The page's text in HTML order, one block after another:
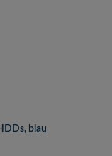
blau